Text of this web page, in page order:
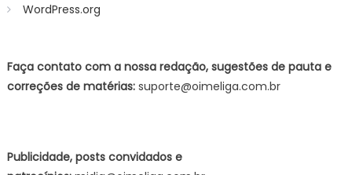
WordPress.org
Faça contato com a nossa redação, sugestões de pauta e
correções de matérias:suporte@oimeliga.com.br
Publicidade, posts convidados e